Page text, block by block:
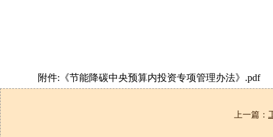
附件:《节能降碳中央预算内投资专项管理办法》.pdf
上一篇：